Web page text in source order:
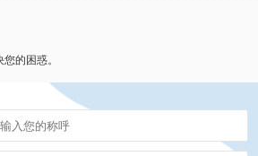
的酒店有不同的独特需求，收费也会随应
说您预想尽情体味收费没有再次收费的私藏
，为您的高档酒店提高兴趣！
的困惑。